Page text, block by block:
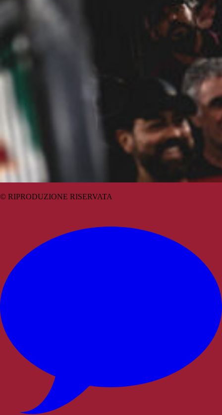
© RIPRODUZIONE RISERVATA